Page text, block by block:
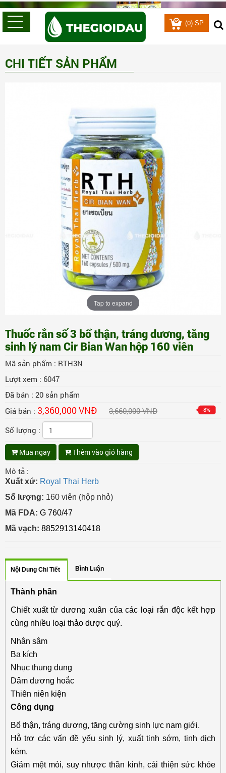
(0) SP
CHI TIẾT SẢN PHẨM
Tap to expand
Thuốc rắn số 3 bổ thận, tráng dương, tăng
sinh lý nam Cir Bian Wan hộp 160 viên
Mã sản phẩm : RTH3N
Lượt xem : 6047
Đã bán : 20 sản phẩm
Giá bán : 3,360,000 VNĐ 3,660,000 VNĐ -8%
Số lượng :
Mua ngay Thêm vào giỏ hàng
Mô tả :
Xuất xứ: Royal Thai Herb
Số lượng: 160 viên (hộp nhỏ)
Mã FDA: G 760/47
Mã vạch: 8852913140418
Nội Dung Chi Tiết Bình Luận
Thành phần
Chiết xuất từ dương xuân của các loại rắn độc kết hợp
cùng nhiều loại thảo dược quý.
Nhân sâm
Ba kích
Nhục thung dung
Dâm dương hoắc
Thiên niên kiện
Công dụng
Bổ thận, tráng dương, tăng cường sinh lực nam giới.
Hỗ trợ các vấn đề yếu sinh lý, xuất tinh sớm, tinh dịch
kém.
Giảm mệt mỏi, suy nhược thần kinh, cải thiện sức khỏe